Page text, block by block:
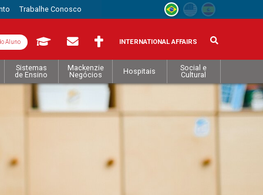
Trabalhe Conosco
Aluno INTERNATIONAL AFFAIRS
Sistemas
de Ensino
Mackenzie
Negócios
Hospitais
Social e
Cultural